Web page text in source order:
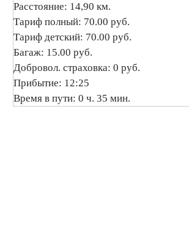
Расстояние: 14,90 км.
Тариф полный: 70.00 руб.
Тариф детский: 70.00 руб.
Багаж: 15.00 руб.
Добровол. страховка: 0 руб.
Прибытие: 12:25
Время в пути: 0 ч. 35 мин.